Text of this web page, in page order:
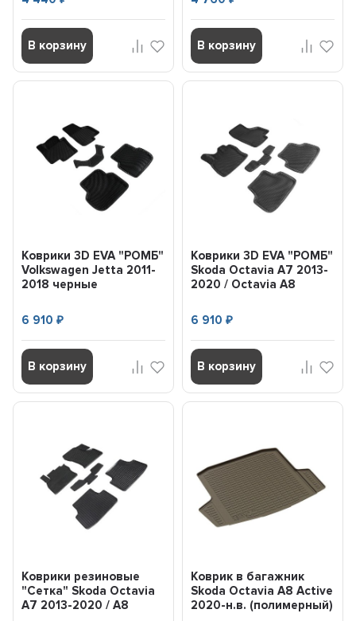
В корзину В корзину
Коврики 3D EVA "РОМБ"
Volkswagen Jetta 2011-
2018 черные
6 910₽
В корзину
Коврики 3D EVA "РОМБ"
Skoda Octavia A7 2013-
2020 / Octavia A8
6 910 ₽
В корзину
Коврики резиновые
"Сетка" Skoda Octavia
A7 2013-2020 / A8
Коврик в багажник
Skoda Octavia A8 Active
2020-н.в. (полимерный)